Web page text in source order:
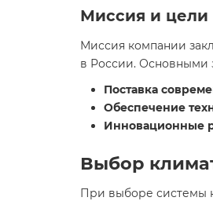
Миссия и
Миссия компании
в России. Основными
Поставка
Обеспечение
Инновационные
Выбор
При выборе системы